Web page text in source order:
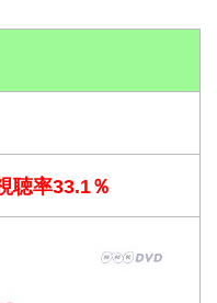
聴率33.1％